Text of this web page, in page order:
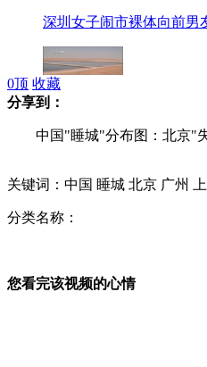
深圳女子闹市裸体向前男
记者调查:沙漠里涌起“黑色
实拍：杭州现黑河 臭气冲
0顶 收藏
分享到：
中国"睡城"分布图：北京"
关键词：中国 睡城 北京 广州
分类名称：
您看完该视频的心情